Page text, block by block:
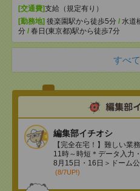
[交通費]支給（規定有り）
[勤務地] 後楽園駅から徒歩5分 / 水道
分 / 春日(東京都)駅から徒歩7分
すべ
編集部イチオシ
【完全在宅！】難しい業
11時～時短＊データ入力
8月15日・16日＞ドーム
(8/7UP!)